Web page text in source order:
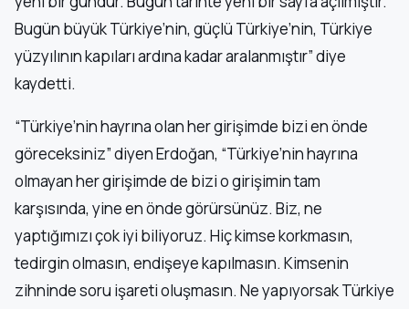
Bugün büyük Türkiye’nin, güçlü Türkiye’nin, Türkiye
yüzyılının kapıları ardına kadar aralanmıştır” diye
kaydetti.
“Türkiye’nin hayrına olan her girişimde bizi en önde
göreceksiniz” diyen Erdoğan, “Türkiye’nin hayrına
olmayan her girişimde de bizi o girişimin tam
karşısında, yine en önde görürsünüz. Biz, ne
yaptığımızı çok iyi biliyoruz. Hiç kimse korkmasın,
tedirgin olmasın, endişeye kapılmasın. Kimsenin
zihninde soru işareti oluşmasın. Ne yapıyorsak Türkiye